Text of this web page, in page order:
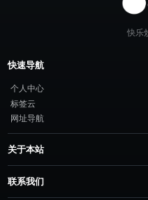
快乐
快速导航
个人中心
标签云
网址导航
关于本站
站点介绍
客服咨询
推广计划
联系我们
TG：@feimao2024 QQ：